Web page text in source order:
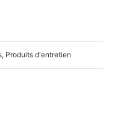
, Produits d'entretien